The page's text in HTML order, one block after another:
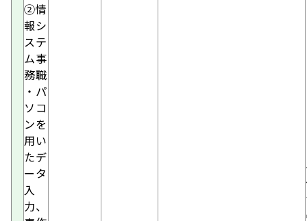
②情
報シ
ステ
ム事
務職
・パ
ソコ
ンを
用い
たデ
ータ
入
力、